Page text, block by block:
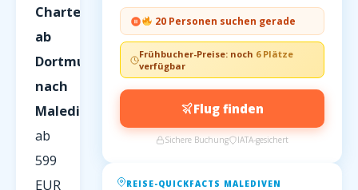
Charterflüge
ab
Dortmund
nach
Malediven
ab
599
EUR
20 Personen suchen gerade
Frühbucher-Preise: noch 6 Plätze
verfügbar
Flug finden
Sichere Buchung IATA-gesichert
REISE-QUICKFACTS MALEDIVEN